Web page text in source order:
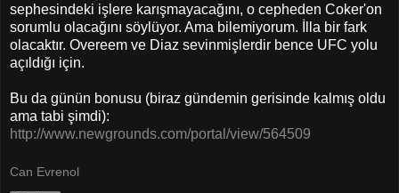
sephesindeki işlere karışmayacağını, o cepheden Coker'on
sorumlu olacağını söylüyor. Ama bilemiyorum. İlla bir fark
olacaktır. Overeem ve Diaz sevinmişlerdir bence UFC yolu
açıldığı için.
Bu da günün bonusu (biraz gündemin gerisinde kalmış oldu
ama tabi şimdi):
http://www.newgrounds.com/portal/view/564509
Can Evrenol